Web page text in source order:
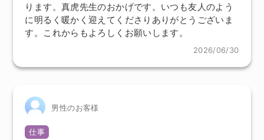
ります。真虎先生のおかげです。いつも友人のよう
に明るく暖かく迎えてくださりありがとうございま
す。これからもよろしくお願いします。
2026/06/30
男性のお客様
仕事